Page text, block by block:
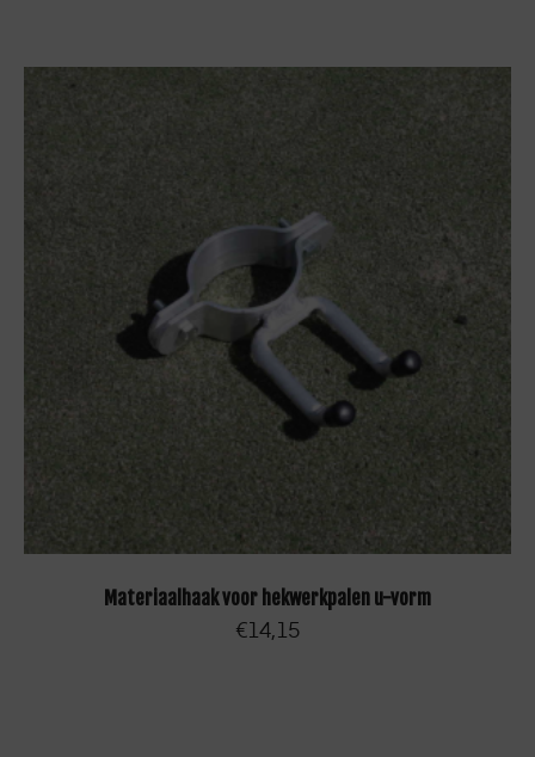
TOEVOEGEN AAN WINKELWAGEN
Materiaalhaak voor hekwerkpalen u-vorm
€ 14,15